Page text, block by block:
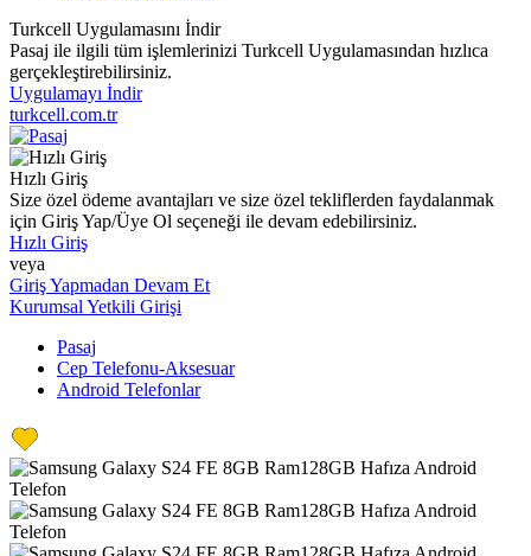
Turkcell Uygulamasını İndir
Pasaj ile ilgili tüm işlemlerinizi Turkcell Uygulamasından hızlıca
gerçekleştirebilirsiniz.
Uygulamayı İndir
turkcell.com.tr
Hızlı Giriş
Size özel ödeme avantajları ve size özel tekliflerden faydalanmak
için Giriş Yap/Üye Ol seçeneği ile devam edebilirsiniz.
Hızlı Giriş
veya
Giriş Yapmadan Devam Et
Kurumsal Yetkili Girişi
Pasaj
Cep Telefonu-Aksesuar
Android Telefonlar